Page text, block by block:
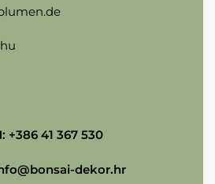
+386 41 367 530
dekor.hr